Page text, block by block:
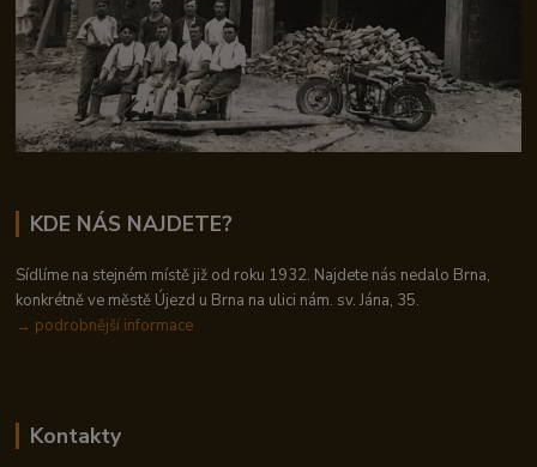
KDE NÁS NAJDETE?
Sídlíme na stejném místě již od roku 1932. Najdete nás nedalo Brna,
konkrétně ve městě Újezd u Brna na ulici nám. sv. Jána, 35.
→ podrobnější informace
Kontakty